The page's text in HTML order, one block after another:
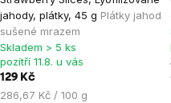
jahody, plátky, 45 g Plátky jahod
sušené mrazem
produktu
je
5,0
z
Skladem > 5 ks
pozítří 11.8. u vás
129 Kč
Měrná
286,67 Kč / 100 g